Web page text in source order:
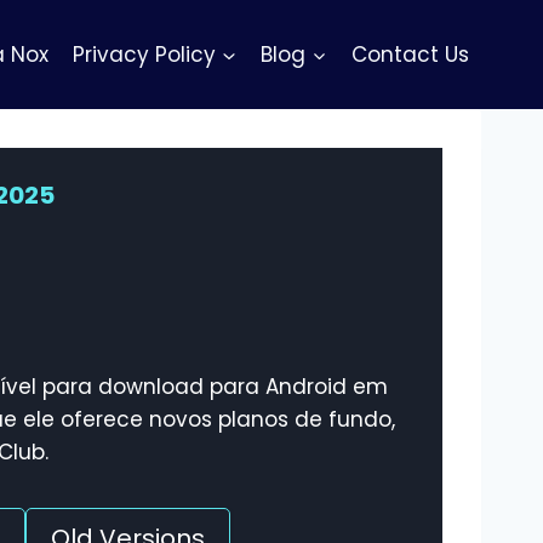
Nox Privacy Policy Blog Contact Us
para download para Android em
ele oferece novos planos de fundo,